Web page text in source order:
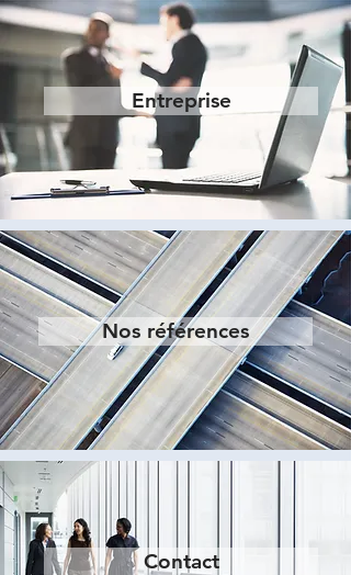
Entreprise
Nos références
Contact